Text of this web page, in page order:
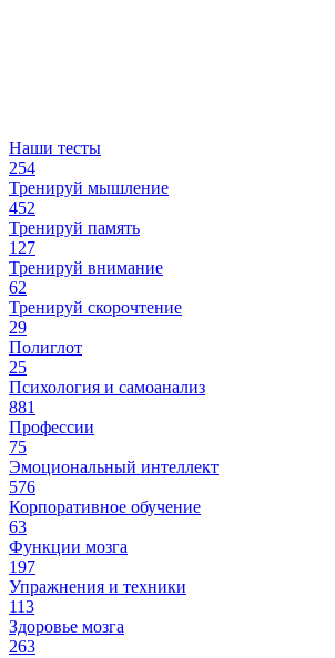
Наши тесты
254
Тренируй мышление
452
Тренируй память
127
Тренируй внимание
62
Тренируй скорочтение
29
Полиглот
25
Психология и самоанализ
881
Профессии
75
Эмоциональный интеллект
576
Корпоративное обучение
63
Функции мозга
197
Упражнения и техники
113
Здоровье мозга
263